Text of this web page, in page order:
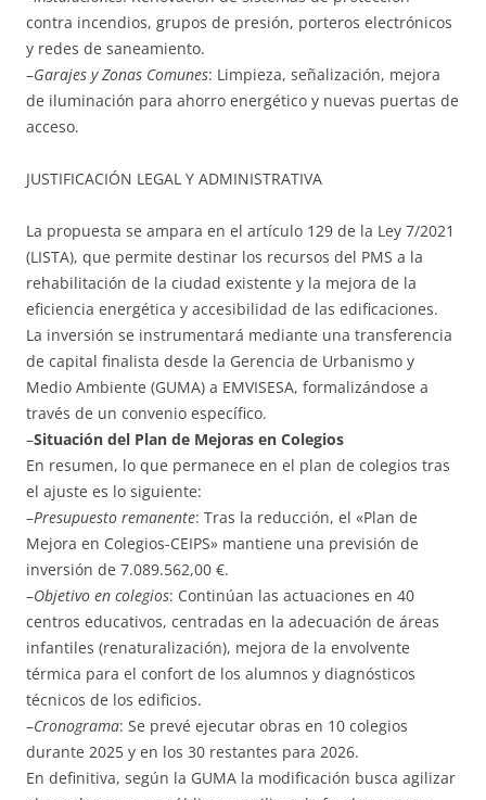
contra incendios, grupos de presión, porteros electrónicos
y redes de saneamiento.
–Garajes y Zonas Comunes: Limpieza, señalización, mejora
de iluminación para ahorro energético y nuevas puertas de
acceso.
JUSTIFICACIÓN LEGAL Y ADMINISTRATIVA
La propuesta se ampara en el artículo 129 de la Ley 7/2021
(LISTA), que permite destinar los recursos del PMS a la
rehabilitación de la ciudad existente y la mejora de la
eficiencia energética y accesibilidad de las edificaciones.
La inversión se instrumentará mediante una transferencia
de capital finalista desde la Gerencia de Urbanismo y
Medio Ambiente (GUMA) a EMVISESA, formalizándose a
través de un convenio específico.
–Situación del Plan de Mejoras en Colegios
En resumen, lo que permanece en el plan de colegios tras
el ajuste es lo siguiente:
–Presupuesto remanente: Tras la reducción, el «Plan de
Mejora en Colegios-CEIPS» mantiene una previsión de
inversión de 7.089.562,00 €.
–Objetivo en colegios: Continúan las actuaciones en 40
centros educativos, centradas en la adecuación de áreas
infantiles (renaturalización), mejora de la envolvente
térmica para el confort de los alumnos y diagnósticos
técnicos de los edificios.
–Cronograma: Se prevé ejecutar obras en 10 colegios
durante 2025 y en los 30 restantes para 2026.
En definitiva, según la GUMA la modificación busca agilizar